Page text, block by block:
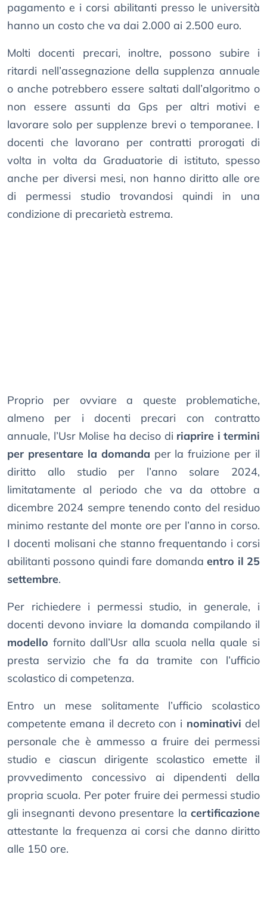
pagamento e i corsi abilitanti presso le università
hanno un costo che va dai 2.000 ai 2.500 euro.
Molti docenti precari, inoltre, possono subire i
ritardi nell’assegnazione della supplenza annuale
o anche potrebbero essere saltati dall’algoritmo o
non essere assunti da Gps per altri motivi e
lavorare solo per supplenze brevi o temporanee. I
docenti che lavorano per contratti prorogati di
volta in volta da Graduatorie di istituto, spesso
anche per diversi mesi, non hanno diritto alle ore
di permessi studio trovandosi quindi in una
condizione di precarietà estrema.
Proprio per ovviare a queste problematiche,
almeno per i docenti precari con contratto
annuale, l’Usr Molise ha deciso di riaprire i termini
per presentare la domanda per la fruizione per il
diritto allo studio per l’anno solare 2024,
limitatamente al periodo che va da ottobre a
dicembre 2024 sempre tenendo conto del residuo
minimo restante del monte ore per l’anno in corso.
I docenti molisani che stanno frequentando i corsi
abilitanti possono quindi fare domandaentro il 25
settembre.
Per richiedere i permessi studio, in generale, i
docenti devono inviare la domanda compilando il
modello fornito dall’Usr alla scuola nella quale si
presta servizio che fa da tramite con l’ufficio
scolastico di competenza.
Entro un mese solitamente l’ufficio scolastico
competente emana il decreto con i nominativi del
personale che è ammesso a fruire dei permessi
studio e ciascun dirigente scolastico emette il
provvedimento concessivo ai dipendenti della
propria scuola. Per poter fruire dei permessi studio
gli insegnanti devono presentare la certificazione
attestante la frequenza ai corsi che danno diritto
alle 150 ore.